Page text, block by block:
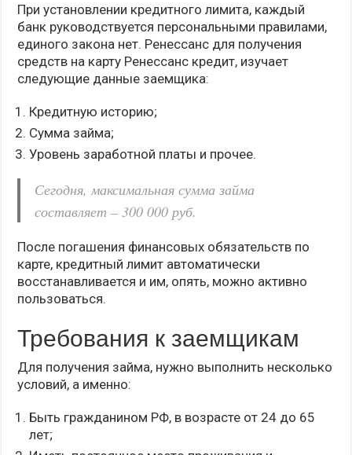
При установлении кредитного лимита, каждый
банк руководствуется персональными правилами,
единого закона нет. Ренессанс для получения
средств на карту Ренессанс кредит, изучает
следующие данные заемщика:
Кредитную историю;
Сумма займа;
Уровень заработной платы и прочее.
Сегодня, максимальная сумма займа
составляет – 300 000 руб.
После погашения финансовых обязательств по
карте, кредитный лимит автоматически
восстанавливается и им, опять, можно активно
пользоваться.
Требования к заемщикам
Для получения займа, нужно выполнить несколько
условий, а именно:
Быть гражданином РФ, в возрасте от 24 до 65
лет;